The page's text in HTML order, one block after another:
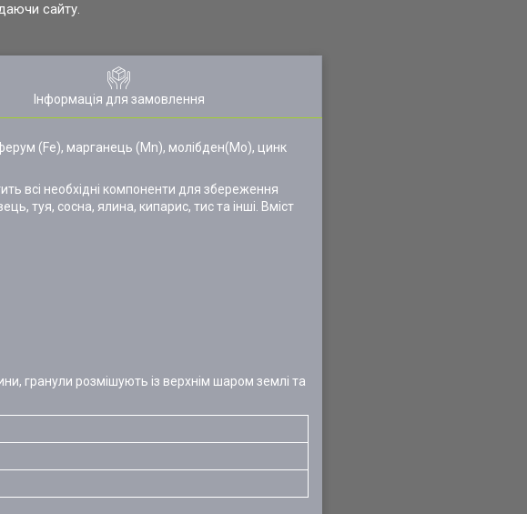
сайту.
Інформація для замовлення
(Fe), марганець (Mn), молібден(Mo), цинк
всі необхідні компоненти для збереження
туя, сосна, ялина, кипарис, тис та інші. Вміст
гранули розмішують із верхнім шаром землі та